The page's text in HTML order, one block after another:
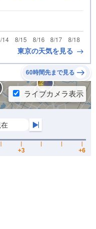
東京の天気を見る
60時間先まで見る